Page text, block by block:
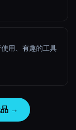
用、有趣的工具
品 →